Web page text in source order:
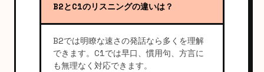
B2とC1のリスニングの違いは？
B2では明瞭な速さの発話なら多くを理解
できます。C1では早口、慣用句、方言に
も無理なく対応できます。